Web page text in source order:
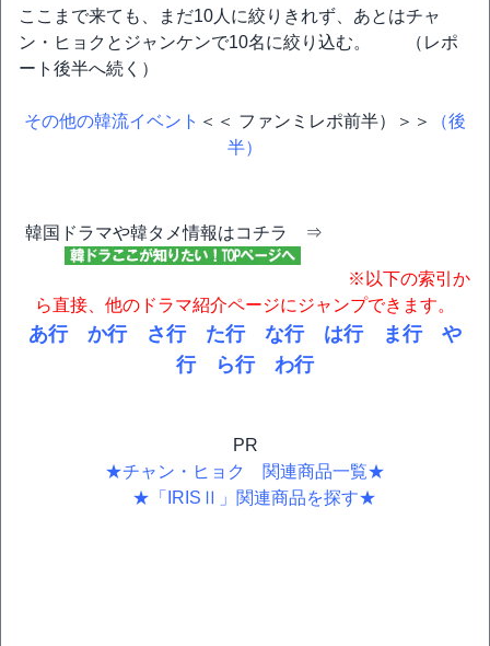
ここまで来ても、まだ10人に絞りきれず、あとはチャ
ン・ヒョクとジャンケンで10名に絞り込む。 （レポ
ート後半へ続く）
その他の韓流イベント ＜＜ ファンミレポ前半）＞＞
（後
半）
韓国ドラマや韓タメ情報はコチラ ⇒
※以下の索引か
ら直接、他のドラマ紹介ページにジャンプできます。
あ行 か行 さ行 た行 な行 は行 ま行
や
行
ら行 わ行
PR
★チャン・ヒョク 関連商品一覧★
★「IRISⅡ」関連商品を探す★